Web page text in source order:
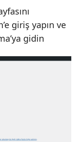
giriş yapın ve
gidin